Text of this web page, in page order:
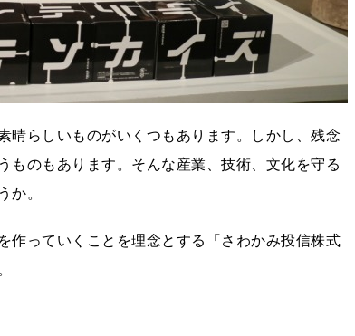
晴らしいものがいくつもあります。しかし、残念
ものもあります。そんな産業、技術、文化を守る
か。
作っていくことを理念とする「さわかみ投信株式